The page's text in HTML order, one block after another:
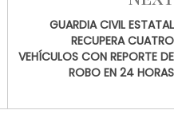
GUARDIA CIVIL ESTATAL
RECUPERA CUATRO
VEHÍCULOS CON REPORTE DE
ROBO EN 24 HORAS